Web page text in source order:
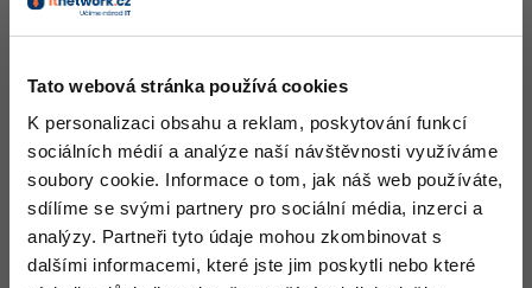
Tato webová stránka používá cookies
K personalizaci obsahu a reklam, poskytování funkcí
sociálních médií a analýze naší návštěvnosti využíváme
soubory cookie. Informace o tom, jak náš web používáte,
sdílíme se svými partnery pro sociální média, inzerci a
analýzy. Partneři tyto údaje mohou zkombinovat s
dalšími informacemi, které jste jim poskytli nebo které
Adobe Illustrator -80%
Adobe Lightroom -30%
Adobe XD -15%
Adobe InDesign -25%
Pro firmy
Nahoru
Michal Štěpánek:
To jo, já to myslel tak, že do domény musí být minimálně Pro.
Odpovědět
Odpovídá na mkub
Michal Žůrek - misaz: 6.5.2015 17:20
Windows 8.1 není nabízený v edici Ultimate, to byli sedmičky.